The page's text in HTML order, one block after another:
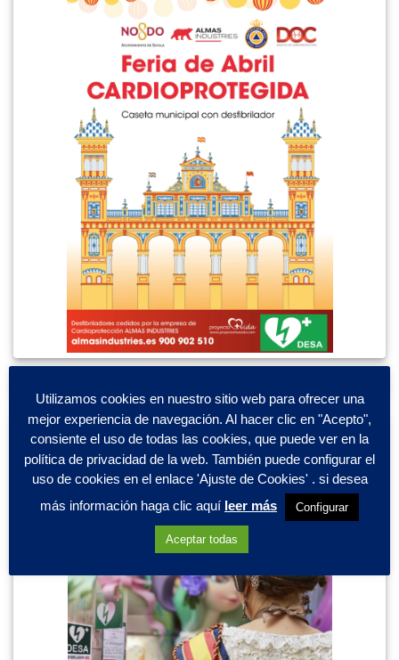
Utilizamos cookies en nuestro sitio web para ofrecer una
mejor experiencia de navegación. Al hacer clic en "Acepto",
consiente el uso de todas las cookies, que puede ver en la
política de privacidad de la web. También puede configurar el
uso de cookies en el enlace 'Ajuste de Cookies' . si desea
más información haga clic aquí leer más Configurar
Aceptar todas